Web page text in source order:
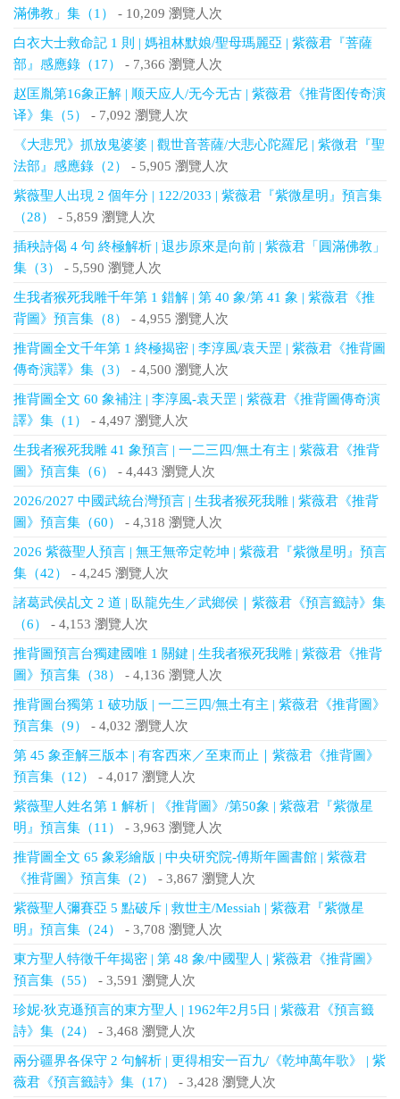
滿佛教」集（1）
- 10,209 瀏覽人次
白衣大士救命記 1 則 | 媽祖林默娘/聖母瑪麗亞 | 紫薇君『菩薩
部』感應錄（17）
- 7,366 瀏覽人次
赵匡胤第16象正解 | 顺天应人/无今无古 | 紫薇君《推背图传奇演
译》集（5）
- 7,092 瀏覽人次
《大悲咒》抓放鬼婆婆 | 觀世音菩薩/大悲心陀羅尼 | 紫微君『聖
法部』感應錄（2）
- 5,905 瀏覽人次
紫薇聖人出現 2 個年分 | 122/2033 | 紫薇君『紫微星明』預言集
（28）
- 5,859 瀏覽人次
插秧詩偈 4 句 終極解析 | 退步原來是向前 | 紫薇君「圓滿佛教」
集（3）
- 5,590 瀏覽人次
生我者猴死我雕千年第 1 錯解 | 第 40 象/第 41 象 | 紫薇君《推
背圖》預言集（8）
- 4,955 瀏覽人次
推背圖全文千年第 1 終極揭密 | 李淳風/袁天罡 | 紫薇君《推背圖
傳奇演譯》集（3）
- 4,500 瀏覽人次
推背圖全文 60 象補注 | 李淳風-袁天罡 | 紫薇君《推背圖傳奇演
譯》集（1）
- 4,497 瀏覽人次
生我者猴死我雕 41 象預言 | 一二三四/無土有主 | 紫薇君《推背
圖》預言集（6）
- 4,443 瀏覽人次
2026/2027 中國武統台灣預言 | 生我者猴死我雕 | 紫薇君《推背
圖》預言集（60）
- 4,318 瀏覽人次
2026 紫薇聖人預言 | 無王無帝定乾坤 | 紫薇君『紫微星明』預言
集（42）
- 4,245 瀏覽人次
諸葛武侯乩文 2 道 | 臥龍先生／武鄉侯｜紫薇君《預言籤詩》集
（6）
- 4,153 瀏覽人次
推背圖預言台獨建國唯 1 關鍵 | 生我者猴死我雕 | 紫薇君《推背
圖》預言集（38）
- 4,136 瀏覽人次
推背圖台獨第 1 破功版 | 一二三四/無土有主 | 紫薇君《推背圖》
預言集（9）
- 4,032 瀏覽人次
第 45 象歪解三版本 | 有客西來／至東而止｜紫薇君《推背圖》
預言集（12）
- 4,017 瀏覽人次
紫薇聖人姓名第 1 解析 | 《推背圖》/第50象 | 紫薇君『紫微星
明』預言集（11）
- 3,963 瀏覽人次
推背圖全文 65 象彩繪版 | 中央研究院-傅斯年圖書館 | 紫薇君
《推背圖》預言集（2）
- 3,867 瀏覽人次
紫薇聖人彌賽亞 5 點破斥 | 救世主/Messiah | 紫薇君『紫微星
明』預言集（24）
- 3,708 瀏覽人次
東方聖人特徵千年揭密 | 第 48 象/中國聖人 | 紫薇君《推背圖》
預言集（55）
- 3,591 瀏覽人次
珍妮‧狄克遜預言的東方聖人 | 1962年2月5日 | 紫薇君《預言籤
詩》集（24）
- 3,468 瀏覽人次
兩分疆界各保守 2 句解析 | 更得相安一百九/《乾坤萬年歌》 | 紫
薇君《預言籤詩》集（17）
- 3,428 瀏覽人次